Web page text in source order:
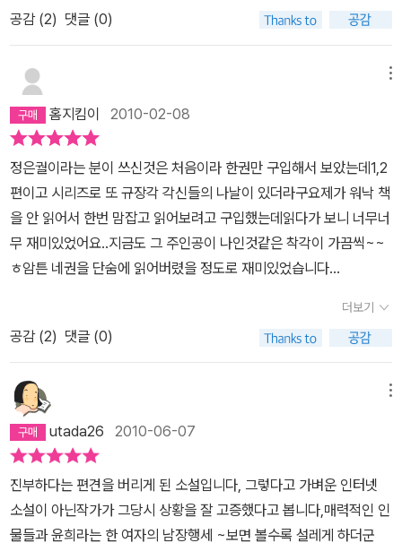
해 보였다. 그건 순전히 정조 임금을 향한 나의 편애에 기인한 것이지
누이 행세를 하겠다는 말이, 취할 수 있는 유일한 패였음에도 대견해
보였다. 때는 조선시대니까.초선의 캐릭터는 또 어떻던가. 아직 1권만
본 내가 드라마처럼 그녀가 숨겨진 살수일지는 알 수 없지만(현재까
지의 분위기로 보아서는 그럴 것 같지 않다.) 허영끼 많고 욕심도 많
은 기녀임에도 나름의 품은 설움들과 진정성 느껴지는 연모의 감정이
잘 살아 있다. 이제껏 그녀를 칭찬하던 사내들이 늘 외모에 치중되어
말한 것에 비해 윤희가 그녀의 그림 솜씨를 칭찬한 것이 기뻤던 것이
다. 양반들의 허세 쩌는 행동거지가 충분히 그려진다. 저보다 잘난 기
가 한문으로 벽서를 썼는데 원작에서는 처음부터 언문으로 벽서를 썼
다.'딴 나라 글자를 딴 나라 말처럼 엮은 시가 무슨 시겠냐? 시는 감정
을 담는 그릇인데, 남의 글자로 무슨 감정을 얼마나 담는다고. 그건 우
리의 감정이 아니다.' -401쪽왜곡된 우리의 영어 교육과 우리 말, 우
리 역사에 대한 천시가 생각나서 한숨이 나왔다. 그런 마음이니 작가
도 걸오의 입을 빌려 이런 말을 했을 것이다. 주인공 윤희가 미모롭기
만 한 것이 아니라 글씨에 재능이 있고 학문을 탐하는 마음을 가진 것
도 반갑다. 그녀가 말한 대로 여인에게 배움의 기회가 닫혀 있던 시공
간 안에서 비록 동생의 이름을 빌려서 하는 공부지만, 성균관에서 거
관수학할 수 있다는 것은 얼마나 행운인가. 목숨을 걸만큼 위험하기
상 관람가라고 해야 할 듯하다...그런데 많은 중학생들도 이미 이 책을
걸오 문재신에 대해서는 우정 이상의 감정을 보이기도 하는 캐릭터인
지라 제일 눈에 띄는 캐릭터랄까. 하지만 겉모습이 그렇다고 해서 속
까지 그런 타입은 아니다. 미소짓고 있지만 통찰력은 누구보다도 뛰
문재신이다. 말본새도 그렇고 차림새도 그렇고 거칠기 짝이 없지만
속마음은 누구보다 따스하달까. 특히 윤희의 초라한 유건을 보고 필
요도 없는 갓을 사오면서 얻어 왔다고 하지를 않나, 윤희가 다른 유생
들과의 싸움에서 얻어 맞은 걸 보고 분노하지 않나... 이런 오빠가 있
었으면 남부러울 게 없겠다 싶은 생각도 들 만큼 멋진 캐릭터가 걸오
였다. 또한 그의 문장은 천하일품이니, 어찌 매력적이지 않으리오. 조
금 걱정되는 게 있다면 스스로를 잘 돌보지 않는다 함이겠다. 이선준
은 분명 매력있는 캐릭터인데도 불구하고 다른 둘에 비해 덜 매력적
으로 느껴지는 건 역시 눈치가 없어서? 윤희 입장에서는 다행인지도
눈치챘을지도 모르겠다. 똑똑하고 예의바르며 걸오의 시비에도 유들
하게 넘어가는 면이 있는 것에 비해 연애나 사랑 이런 쪽으로는 아예
감감인 순수도령일지도. 하여간 윤희는 그것때문에 애간장이 녹기도
하고, 애가 타기도 한다나 뭐라나. 역사를 바탕으로 한 소설이라면 일
단 딱딱하다, 어려울 것이다라는 편견이 생기게 마련이다. 하지만 성
균관 유생들의 나날은 조선 시대를 배경으로 하고, 시대상을 반영하
고 있으면서도 남장여인으로 성균관에서 수학하는 여성의 캐릭터를
결국 다시 시작한 소설. 3일에 2권을 모두 다 읽었다. 진료시간에도
환자가 없는 틈틈이, 집에서 아이들 재우고 새벽에 일어나서 보고. 이
렇게 공부했으면...잘금 4인방. 가랑 이선준, 대물 김윤식, 걸오 문재
신, 여림 구용하.지금의 드라마 주인공들과 맞물려져서, 머릿속으로
그리면서 보게되었다. 물론 책의 내용보다, 드라마의 내용이 더 파란
만장하게 그려지고 있지만, 책 또한 지루하지 않게 이어나가고 있었
다. 간간히 나오는 고서의 내용. 지금을 살아가고 있는 나에게도 필요
한 말이 아닐까 싶은 생각도 하게 된다.이렇게 원작을 보고나니, 드라
마에서는 어떻게 이야기를 끌어갈지 궁금할 뿐이다.
공감 (2) 댓글 (0)
홈지킴이 2010-02-08
정은궐이라는 분이 쓰신것은 처음이라 한권만 구입해서 보았는데1,2
편이고 시리즈로 또 규장각 각신들의 나날이 있더라구요제가 워낙 책
을 안 읽어서 한번 맘잡고 읽어보려고 구입했는데읽다가 보니 너무너
무 재미있었어요..지금도 그 주인공이 나인것같은 착각이 가끔씩~~
ㅎ암튼 네권을 단숨에 읽어버렸을 정도로 재미있었습니다...
더보기
공감 (2) 댓글 (0)
utada26 2010-06-07
진부하다는 편견을 버리게 된 소설입니다, 그렇다고 가벼운 인터넷
소설이 아닌작가가 그당시 상황을 잘 고증했다고 봅니다,매력적인 인
물들과 윤희라는 한 여자의 남장행세 ~보면 볼수록 설레게 하더군